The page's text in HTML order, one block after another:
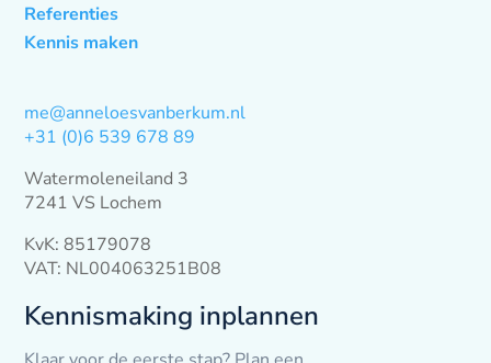
Referenties
Kennis maken
me@anneloesvanberkum.nl
+31 (0)6 539 678 89
Watermoleneiland 3
7241 VS Lochem
KvK: 85179078
VAT: NL004063251B08
Kennismaking inplannen